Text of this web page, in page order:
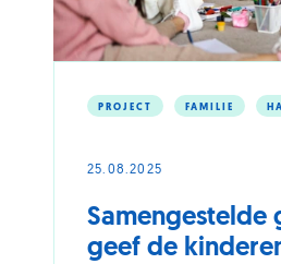
Samengestelde
geef de
25.08.2025
PROJECT FAMILIE